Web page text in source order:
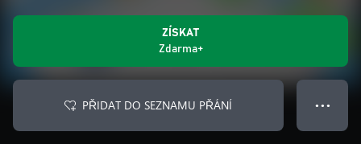
ZÍSKAT
Zdarma+
PŘIDAT DO SEZNAMU PŘÁNÍ ● ● ●